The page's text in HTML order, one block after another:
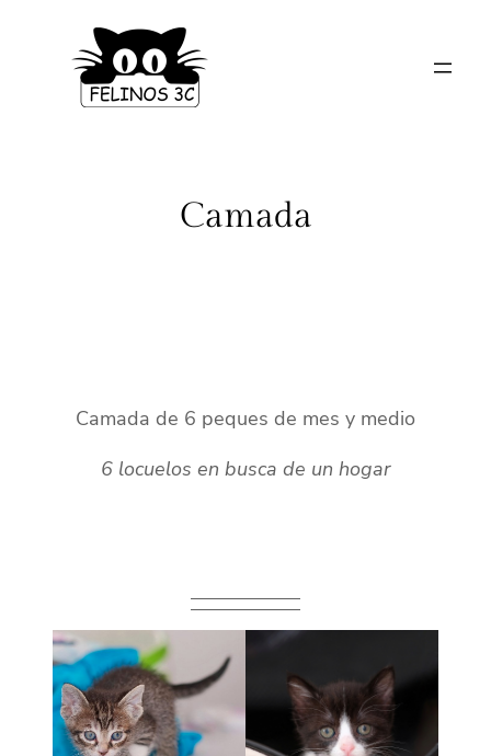
contenido
Camada
Camada de 6 peques de mes y medio
6 locuelos en busca de un hogar